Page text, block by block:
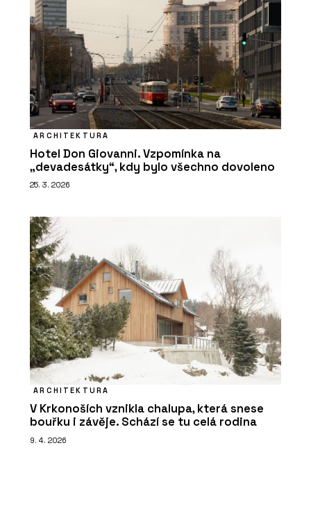
ARCHITEKTURA
Hotel Don Giovanni. Vzpomínka na
„devadesátky“, kdy bylo všechno dovoleno
25. 3. 2026
ARCHITEKTURA
V Krkonoších vznikla chalupa, která snese
bouřku i závěje. Schází se tu celá rodina
9. 4. 2026